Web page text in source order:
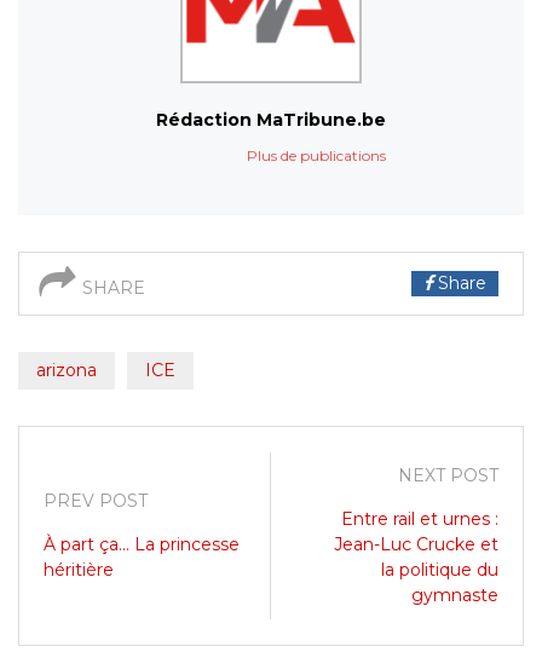
Rédaction MaTribune.be
Plus de publications
SHARE Share
arizona ICE
PREV POST
À part ça... La princesse
héritière
NEXT POST
Entre rail et urnes :
Jean-Luc Crucke et
la politique du
gymnaste